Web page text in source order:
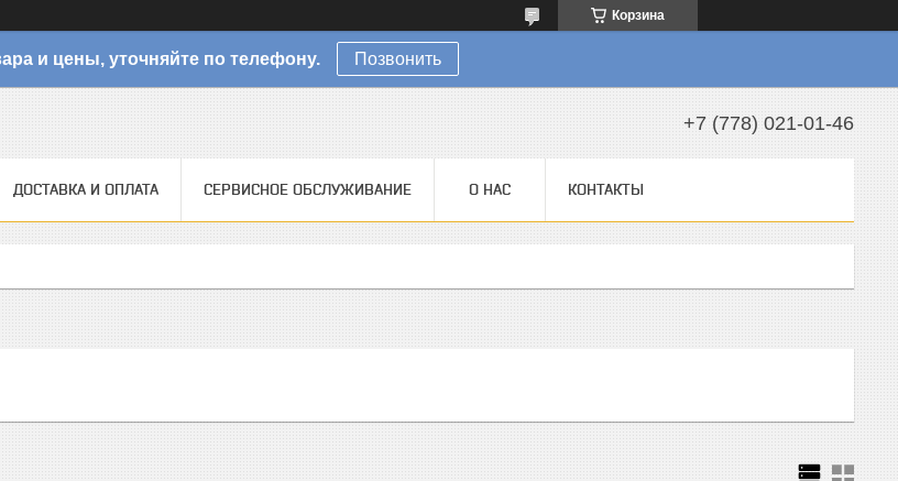
Корзина
и цены, уточняйте по телефону. Позвонить
+7 (778) 021-01-46
ДОСТАВКА И ОПЛАТА СЕРВИСНОЕ ОБСЛУЖИВАНИЕ О НАС КОНТАКТЫ